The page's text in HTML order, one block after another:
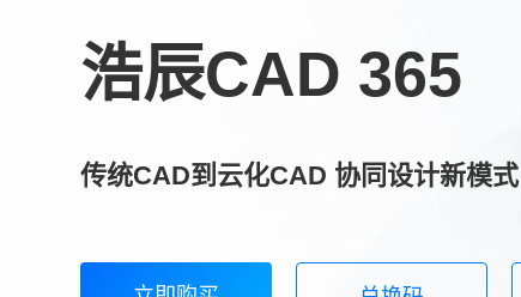
浩辰CAD 365
传统CAD到云化CAD 协同设计新模式